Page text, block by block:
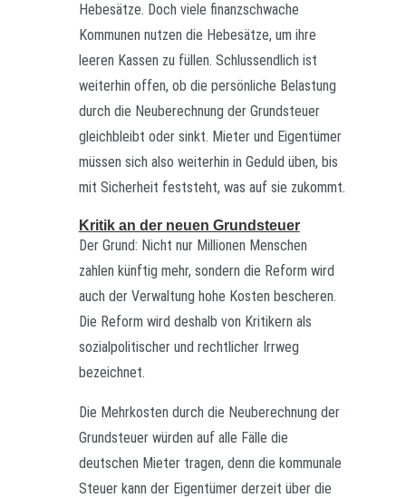
Hebesätze. Doch viele finanzschwache
Kommunen nutzen die Hebesätze, um ihre
leeren Kassen zu füllen. Schlussendlich ist
weiterhin offen, ob die persönliche Belastung
durch die Neuberechnung der Grundsteuer
gleichbleibt oder sinkt. Mieter und Eigentümer
müssen sich also weiterhin in Geduld üben, bis
mit Sicherheit feststeht, was auf sie zukommt.
Kritik an der neuen Grundsteuer
Der Grund: Nicht nur Millionen Menschen
zahlen künftig mehr, sondern die Reform wird
auch der Verwaltung hohe Kosten bescheren.
Die Reform wird deshalb von Kritikern als
sozialpolitischer und rechtlicher Irrweg
bezeichnet.
Die Mehrkosten durch die Neuberechnung der
Grundsteuer würden auf alle Fälle die
deutschen Mieter tragen, denn die kommunale
Steuer kann der Eigentümer derzeit über die